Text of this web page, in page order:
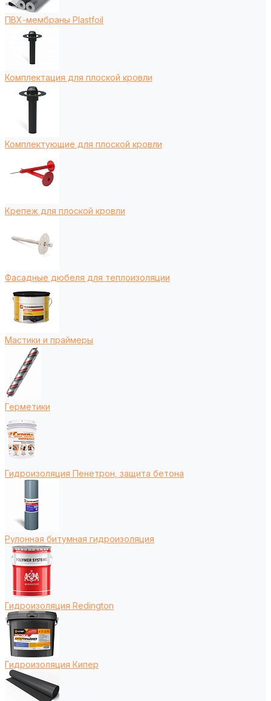
ПВХ-мембраны Plastfoil
Комплектация для плоской кровли
Комплектующие для плоской кровли
Крепеж для плоской кровли
Фасадные дюбеля для теплоизоляции
Мастики и праймеры
Герметики
Гидроизоляция Пенетрон, защита бетона
Рулонная битумная гидроизоляция
Гидроизоляция Redington
Гидроизоляция Кипер